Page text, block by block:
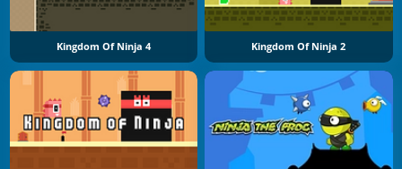
Kingdom Of Ninja 4 Kingdom Of Ninja 2